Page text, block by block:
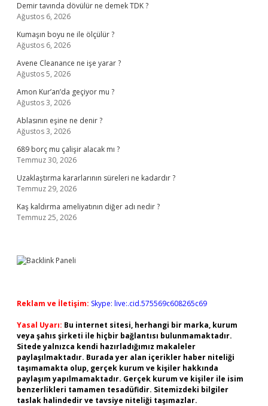
Demir tavında dövülür ne demek TDK ?
Ağustos 6, 2026
Kumaşın boyu ne ile ölçülür ?
Ağustos 6, 2026
Avene Cleanance ne işe yarar ?
Ağustos 5, 2026
Amon Kur’an’da geçiyor mu ?
Ağustos 3, 2026
Ablasının eşine ne denir ?
Ağustos 3, 2026
689 borç mu çalişir alacak mı ?
Temmuz 30, 2026
Uzaklaştırma kararlarının süreleri ne kadardır ?
Temmuz 29, 2026
Kaş kaldırma ameliyatının diğer adı nedir ?
Temmuz 25, 2026
Reklam ve İletişim: Skype: live:.cid.575569c608265c69
Yasal Uyarı: Bu internet sitesi, herhangi bir marka, kurum
veya şahıs şirketi ile hiçbir bağlantısı bulunmamaktadır.
Sitede yalnızca kendi hazırladığımız makaleler
paylaşılmaktadır. Burada yer alan içerikler haber niteliği
taşımamakta olup, gerçek kurum ve kişiler hakkında
paylaşım yapılmamaktadır. Gerçek kurum ve kişiler ile isim
benzerlikleri tamamen tesadüfidir. Sitemizdeki bilgiler
taslak halindedir ve tavsiye niteliği taşımazlar.